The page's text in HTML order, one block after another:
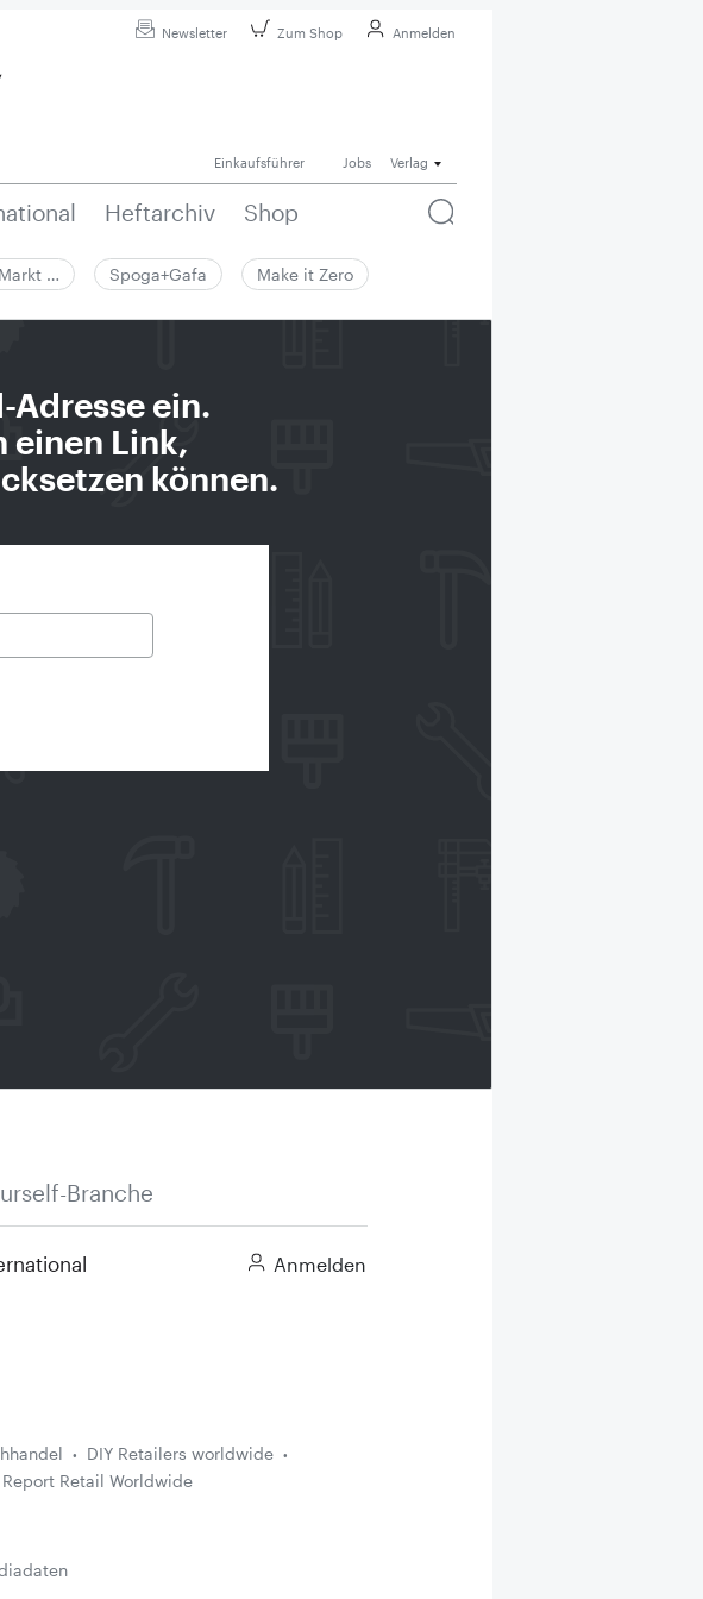
Newsletter Zum Shop Anmelden
Einkaufsführer Jobs Verlag
Heftarchiv Shop
… Spoga+Gafa Make it Zero
Adresse ein.
einen Link,
können.
Branche
Anmelden
DIY Retailers worldwide
Retail Worldwide